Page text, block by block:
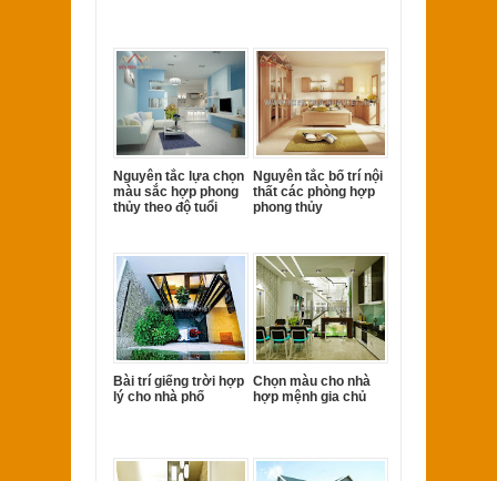
Nguyên tắc lựa chọn
màu sắc hợp phong
thủy theo độ tuổi
Nguyên tắc bố trí nội
thất các phòng hợp
phong thủy
Bài trí giếng trời hợp
lý cho nhà phố
Chọn màu cho nhà
hợp mệnh gia chủ